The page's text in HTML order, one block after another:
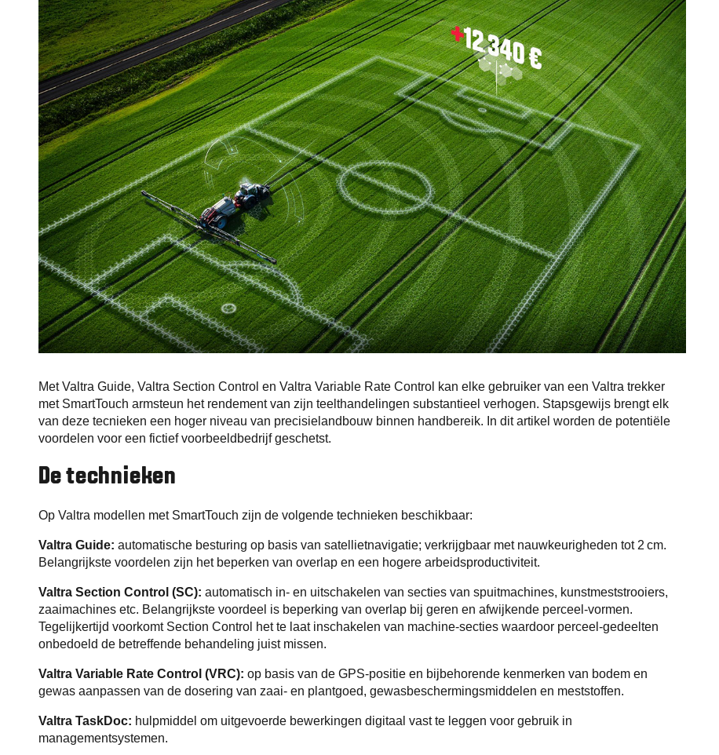
Met Valtra Guide, Valtra Section Control en Valtra Variable Rate Control kan elke gebruiker van een Valtra trekker
met SmartTouch armsteun het rendement van zijn teelthandelingen substantieel verhogen. Stapsgewijs brengt elk
van deze tecnieken een hoger niveau van precisielandbouw binnen handbereik. In dit artikel worden de potentiële
voordelen voor een fictief voorbeeldbedrijf geschetst.
De technieken
Op Valtra modellen met SmartTouch zijn de volgende technieken beschikbaar:
Valtra Guide: automatische besturing op basis van satellietnavigatie; verkrijgbaar met nauwkeurigheden tot 2 cm.
Belangrijkste voordelen zijn het beperken van overlap en een hogere arbeidsproductiviteit.
Valtra Section Control (SC): automatisch in- en uitschakelen van secties van spuitmachines, kunstmeststrooiers,
zaaimachines etc. Belangrijkste voordeel is beperking van overlap bij geren en afwijkende perceel-vormen.
Tegelijkertijd voorkomt Section Control het te laat inschakelen van machine-secties waardoor perceel-gedeelten
onbedoeld de betreffende behandeling juist missen.
Valtra Variable Rate Control (VRC): op basis van de GPS-positie en bijbehorende kenmerken van bodem en
gewas aanpassen van de dosering van zaai- en plantgoed, gewasbeschermingsmiddelen en meststoffen.
Valtra TaskDoc: hulpmiddel om uitgevoerde bewerkingen digitaal vast te leggen voor gebruik in
managementsystemen.